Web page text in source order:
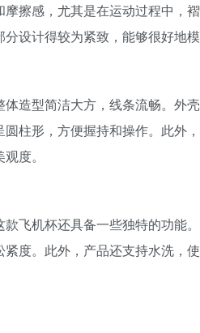
擦感，尤其是在运动过程中，
设计得较为紧致，能够很好地
造型简洁大方，线条流畅。外
柱形，方便握持和操作。此外
度。
飞机杯还具备一些独特的功能
度。此外，产品还支持水洗，